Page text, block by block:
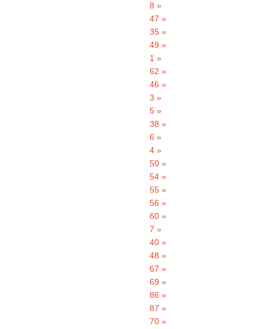
8 »
47 »
35 »
49 »
1 »
62 »
46 »
3 »
5 »
38 »
6 »
4 »
50 »
54 »
55 »
56 »
60 »
7 »
40 »
48 »
67 »
69 »
86 »
87 »
70 »